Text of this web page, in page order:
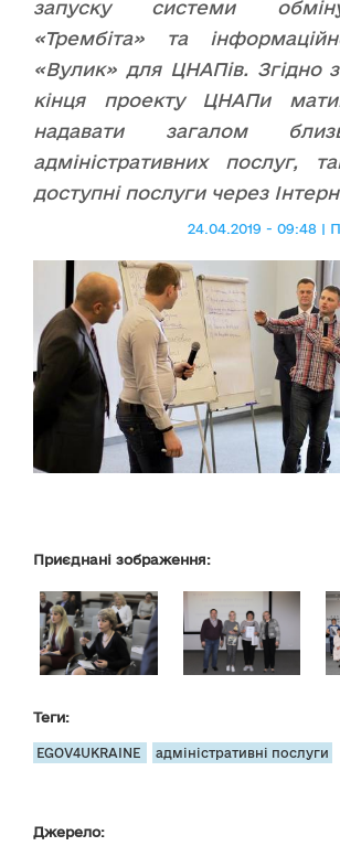
запуску системи
«Трембіта» та
«Вулик» для ЦНАПів. Згідно
кінця проекту ЦНАПи
надавати загалом
адміністративних послуг,
доступні послуги через
24.04.2019 - 09:48 |
Приєднані зображення:
Теги:
EGOV4UKRAINE адміністративні послуги
Джерело: